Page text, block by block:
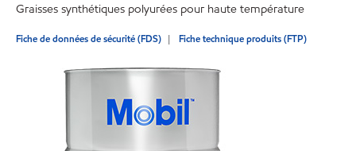
Graisses synthétiques polyurées pour haute température
Fiche de données de sécurité (FDS) Fiche technique produits (FTP)